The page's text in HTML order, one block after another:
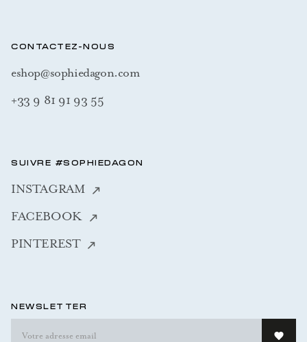
CONTACTEZ-NOUS
eshop@sophiedagon.com
+33 9 81 91 93 55
SUIVRE #SOPHIEDAGON
INSTAGRAM
FACEBOOK
PINTEREST
NEWSLETTER